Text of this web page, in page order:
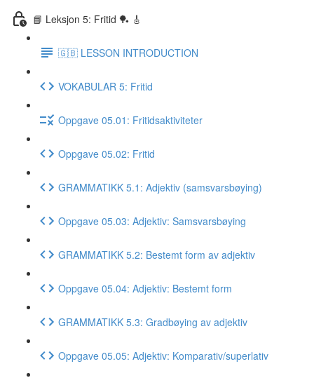
📘 Leksjon 5: Fritid 🏓 🎸
🇬🇧 LESSON INTRODUCTION
VOKABULAR 5: Fritid
Oppgave 05.01: Fritidsaktiviteter
Oppgave 05.02: Fritid
GRAMMATIKK 5.1: Adjektiv (samsvarsbøying)
Oppgave 05.03: Adjektiv: Samsvarsbøying
GRAMMATIKK 5.2: Bestemt form av adjektiv
Oppgave 05.04: Adjektiv: Bestemt form
GRAMMATIKK 5.3: Gradbøying av adjektiv
Oppgave 05.05: Adjektiv: Komparativ/superlativ